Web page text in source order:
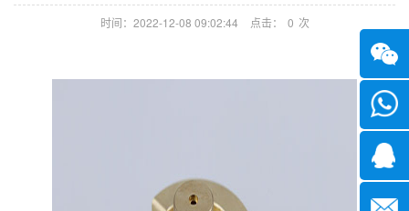
时间：2022-12-08 09:02:44 点击： 0 次
微信